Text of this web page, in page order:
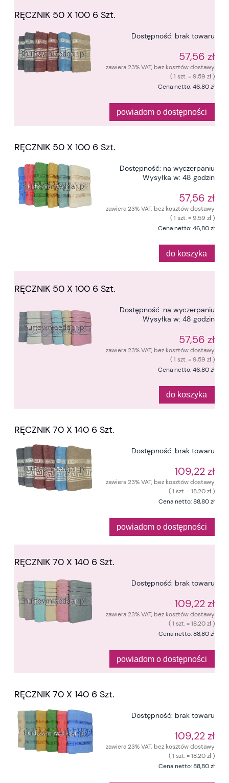
RĘCZNIK 50 X 100 6 Szt.
Dostępność: brak towaru
57,56 zł
zawiera 23% VAT, bez kosztów dostawy
( 1 szt. = 9,59 zł )
Cena netto:46,80 zł
powiadom o dostępności
RĘCZNIK 50 X 100 6 Szt.
Dostępność: na wyczerpaniu
Wysyłka w: 48 godzin
57,56 zł
zawiera 23% VAT, bez kosztów dostawy
( 1 szt. = 9,59 zł )
Cena netto:46,80 zł
do koszyka
RĘCZNIK 50 X 100 6 Szt.
Dostępność: na wyczerpaniu
Wysyłka w: 48 godzin
57,56 zł
zawiera 23% VAT, bez kosztów dostawy
( 1 szt. = 9,59 zł )
Cena netto:46,80 zł
do koszyka
RĘCZNIK 70 X 140 6 Szt.
Dostępność: brak towaru
109,22 zł
zawiera 23% VAT, bez kosztów dostawy
( 1 szt. = 18,20 zł )
Cena netto:88,80 zł
powiadom o dostępności
RĘCZNIK 70 X 140 6 Szt.
Dostępność: brak towaru
109,22 zł
zawiera 23% VAT, bez kosztów dostawy
( 1 szt. = 18,20 zł )
Cena netto:88,80 zł
powiadom o dostępności
RĘCZNIK 70 X 140 6 Szt.
Dostępność: brak towaru
109,22 zł
zawiera 23% VAT, bez kosztów dostawy
( 1 szt. = 18,20 zł )
Cena netto:88,80 zł